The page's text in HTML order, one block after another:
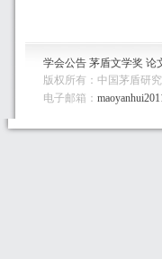
学会公告 茅盾文学奖 论
版权所有：中国茅盾研
电子邮箱：